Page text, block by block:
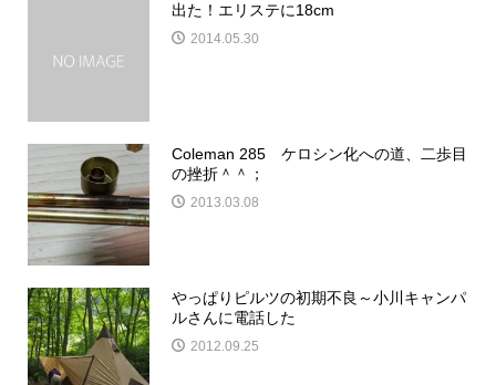
出た！エリステに18cm
2014.05.30
Coleman 285 ケロシン化への道、二歩目
の挫折＾＾；
2013.03.08
やっぱりピルツの初期不良～小川キャンパ
ルさんに電話した
2012.09.25